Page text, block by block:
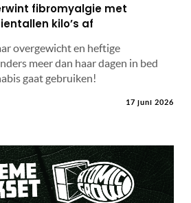
fibromyalgie met
kilo’s af
overgewicht en heftige
meer dan haar dagen in bed
gaat gebruiken!
17 juni 2026